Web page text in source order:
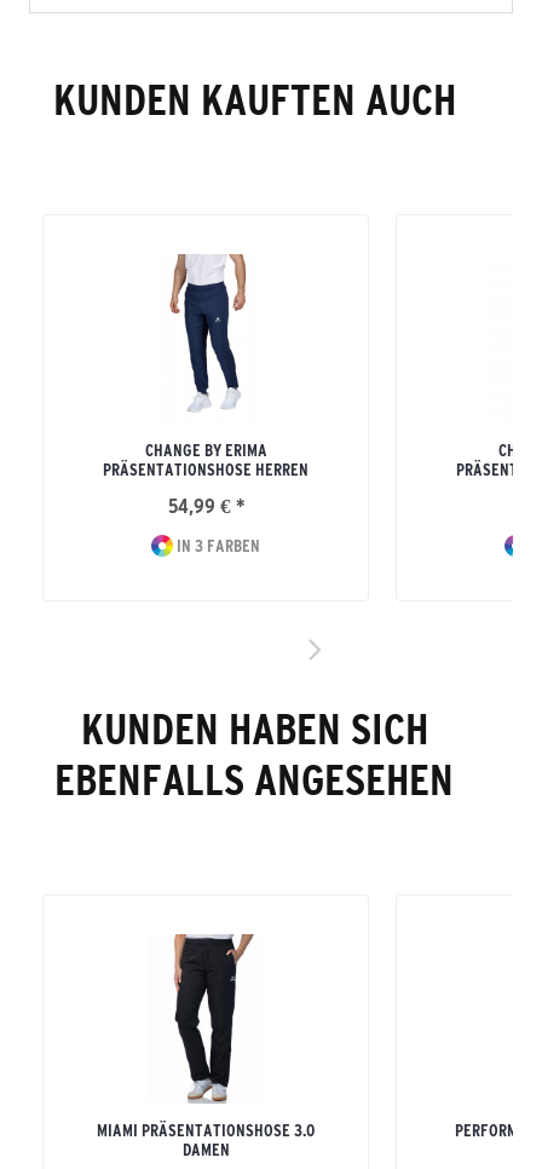
KUNDEN KAUFTEN AUCH
CHANGE BY ERIMA
PRÄSENTATIONSHOSE HERREN
54,99 € *
IN 3 FARBEN
KUNDEN HABEN SICH
EBENFALLS ANGESEHEN
MIAMI PRÄSENTATIONSHOSE 3.0
DAMEN